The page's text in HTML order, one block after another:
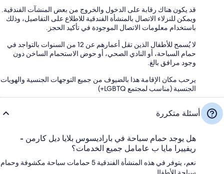
قد يكون هناك رقابة على الدخول والخروج من بعض المنشآت الفندقية.
ويمكن للنزلاء الاتصال بالمنشأة الفندقية للاطلاع على التفاصيل، وذلك
باستخدام معلومات الاتصال الموجودة في تأكيد الحجز.
لا يُسمح للأطفال الذين تقل أعمارهم عن 12 من السنوات بالتواجد في
حمام السباحة، أو النادي الصحي، أو حوض الاستحمام الساخن دون
وجود مرافق بالغ.
يرحب مكان الإقامة هذا بالضيوف من جميع التوجهات الجنسية والهويات
الجنسية (مناسب لمجتمع LGBTQ+)
أسئلة متكررة
هل يوجد حمام سباحة في باراديسوس بلايا ديل كارمن -
ريفييرا مايا ب عامامل جميع الخدمات؟
نعم، يتوفر في هذه المنشأة الفندقية 5 حمامات سباحة مكشوفة وحمام